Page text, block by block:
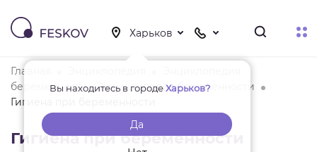
Вы находитесь в городеХарьков?
Да
Главная
беременности - Энциклопедия беременности
Гигиена при беременности
Гигиена при беременности